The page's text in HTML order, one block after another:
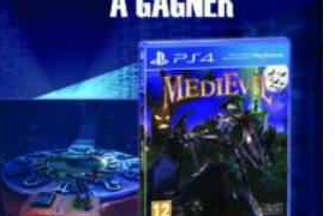
« MOFUSAND / Parler Japonais » – Des Expressions Pratiques !
« Dr Wertham / L’homme qui étudia les tueurs en série » - Un Métier à Risque !
Assassin's Creed Black Flag Resynced
« Le Vent dand les Saules » - Une Belle Histoire !